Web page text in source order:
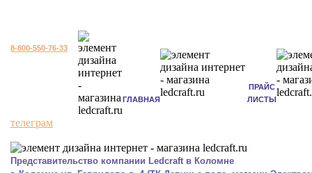
8-800-550-76-33
ГЛАВНАЯ
ПРАЙС
ЛИСТЫ
телеграм
Представительство компании Ledcraft в Коломне